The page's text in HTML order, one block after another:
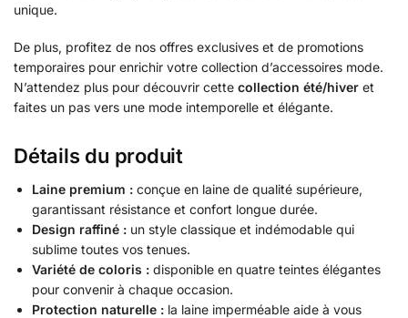
unique.
De plus, profitez de nos offres exclusives et de promotions
temporaires pour enrichir votre collection d’accessoires mode.
N’attendez plus pour découvrir cette collection été/hiver et
faites un pas vers une mode intemporelle et élégante.
Détails du produit
Laine premium : conçue en laine de qualité supérieure,
garantissant résistance et confort longue durée.
Design raffiné : un style classique et indémodable qui
sublime toutes vos tenues.
Variété de coloris : disponible en quatre teintes élégantes
pour convenir à chaque occasion.
Protection naturelle : la laine imperméable aide à vous